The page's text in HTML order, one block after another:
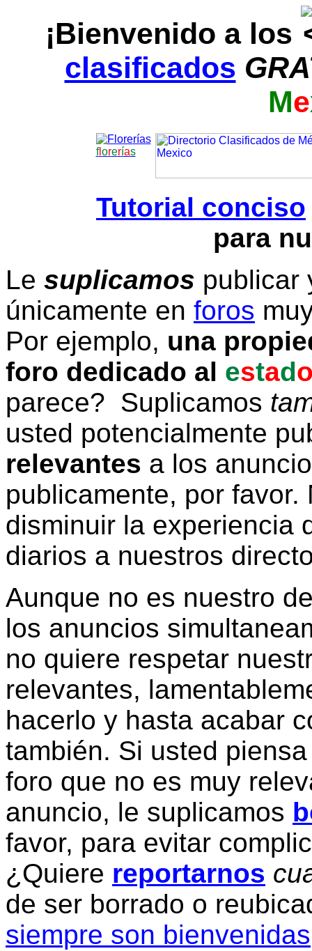
¡Bienvenido a los
clasificados
Me
florerías
Tutorial conciso
para
Le suplicamos publicar
únicamente en foros
Por ejemplo, una
foro dedicado al estad
parece? Suplicamos
usted potencialmente
relevantes a los
publicamente, por
disminuir la experiencia
diarios a nuestros
Aunque no es nuestro
los anuncios
no quiere respetar
relevantes,
hacerlo y hasta acabar
también. Si usted
foro que no es muy
anuncio, le suplicamos
favor, para evitar
¿Quiere reportarnos
de ser borrado o
siempre son bienvenidas